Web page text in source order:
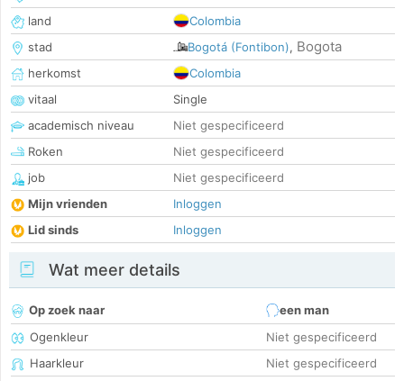
land
Colombia
stad
Bogotá (Fontibon), Bogota
herkomst
Colombia
vitaal
Single
academisch niveau
Niet gespecificeerd
Roken
Niet gespecificeerd
job
Niet gespecificeerd
Mijn vrienden
Inloggen
Lid sinds
Inloggen
Wat meer details
Op zoek naar
een man
Ogenkleur
Niet gespecificeerd
Haarkleur
Niet gespecificeerd